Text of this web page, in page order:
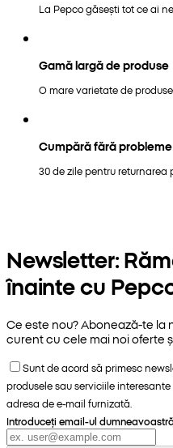
La Pepco găsești tot ce ai
Gamă largă de produse
O mare varietate de
Cumpără fără probleme
30 de zile pentru returnarea
Newsletter:
înainte cu
Ce este nou? Abonează-te la
curent cu cele mai noi oferte
Sunt de acord să primesc
produsele sau serviciile
adresa de e-mail furnizată.
Introduceți email-ul dumneavoastră